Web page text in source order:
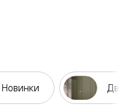
Новинки